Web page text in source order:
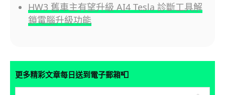
HW3 舊車主有望升級 AI4 Tesla 診斷工具解
鎖電腦升級功能
更多精彩文章每日送到電子郵箱📮